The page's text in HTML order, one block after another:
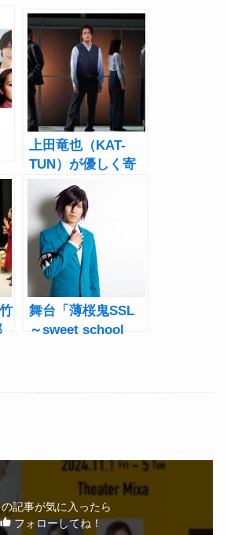
上田竜也（KAT-
TUN）が優しく寄
り添う！舞台
『After Life』開幕
舞台「薄桜鬼SSL
～sweet school
記事が気に入ったら
フォローしてね！